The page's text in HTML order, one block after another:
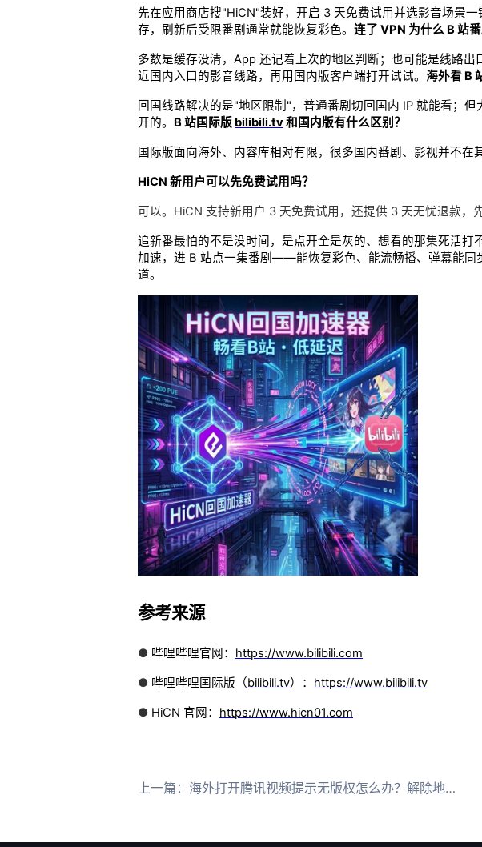
先在应用商店搜"HiCN"装好，开启 3 天免费试用并选影音场景
存，刷新后受限番剧通常就能恢复彩色。 连了 VPN 为什么 B 站
多数是缓存没清，App 还记着上次的地区判断；也可能是线路
近国内入口的影音线路，再用国内版客户端打开试试。 海外看 B
回国线路解决的是"地区限制"，普通番剧切回国内 IP 就能看；
开的。 B 站国际版 bilibili.tv和国内版有什么区别？
国际版面向海外、内容库相对有限，很多国内番剧、影视并不在
HiCN 新用户可以先免费试用吗？
可以。HiCN 支持新用户 3 天免费试用，还提供 3 天无忧退款
追新番最怕的不是没时间，是点开全是灰的、想看的那集死活
加速，进 B 站点一集番剧——能恢复彩色、能流畅播、弹幕能同
道。
参考来源
● 哔哩哔哩官网： https://www.bilibili.com
● 哔哩哔哩国际版（bilibili.tv）： https://www.bilibili.tv
● HiCN 官网： https://www.hicn01.com
上一篇： 海外打开腾讯视频提示无版权怎么办？解除地区限制追国内剧的几种方法